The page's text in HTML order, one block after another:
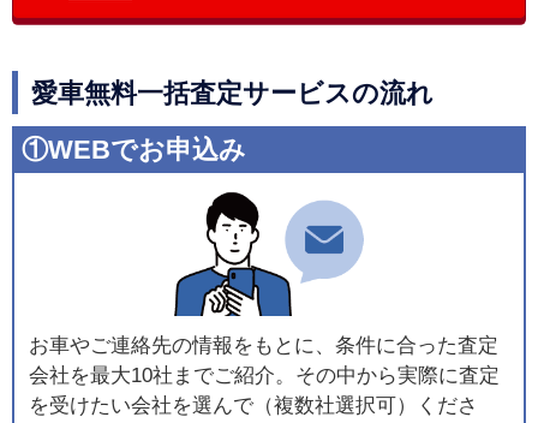
愛車無料一括査定サービスの流れ
①WEBでお申込み
お車やご連絡先の情報をもとに、条件に合った査定
会社を最大10社までご紹介。その中から実際に査定
を受けたい会社を選んで（複数社選択可）くださ